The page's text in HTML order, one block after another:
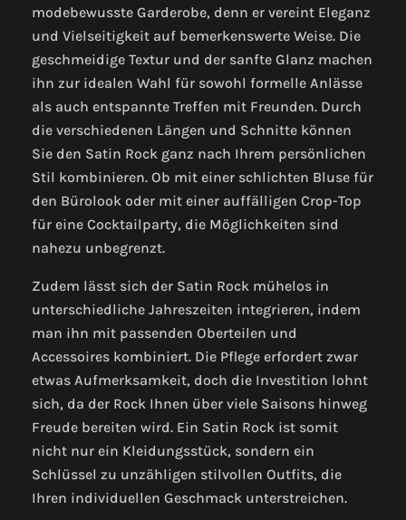
modebewusste Garderobe, denn er vereint Eleganz
und Vielseitigkeit auf bemerkenswerte Weise. Die
geschmeidige Textur und der sanfte Glanz machen
ihn zur idealen Wahl für sowohl formelle Anlässe
als auch entspannte Treffen mit Freunden. Durch
die verschiedenen Längen und Schnitte können
Sie den Satin Rock ganz nach Ihrem persönlichen
Stil kombinieren. Ob mit einer schlichten Bluse für
den Bürolook oder mit einer auffälligen Crop-Top
für eine Cocktailparty, die Möglichkeiten sind
nahezu unbegrenzt.
Zudem lässt sich der Satin Rock mühelos in
unterschiedliche Jahreszeiten integrieren, indem
man ihn mit passenden Oberteilen und
Accessoires kombiniert. Die Pflege erfordert zwar
etwas Aufmerksamkeit, doch die Investition lohnt
sich, da der Rock Ihnen über viele Saisons hinweg
Freude bereiten wird. Ein Satin Rock ist somit
nicht nur ein Kleidungsstück, sondern ein
Schlüssel zu unzähligen stilvollen Outfits, die
Ihren individuellen Geschmack unterstreichen.